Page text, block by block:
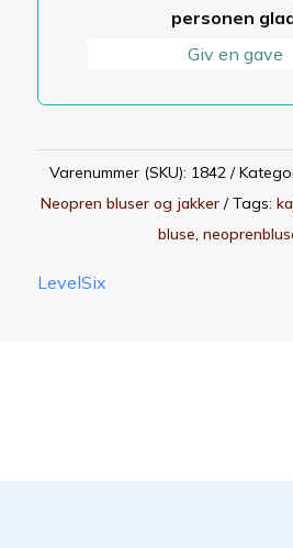
personen
Giv en gave
Varenummer (SKU): 1842
Neopren bluser og jakker
Tags:
bluse,
LevelSix